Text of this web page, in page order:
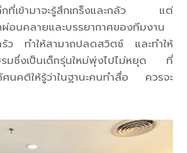
กที่เข้ามาจะรู้สึกเกร็งและกลัว แต่
ผ่อนคลายและบรรยากาศของทีมงาน
รัว ทำให้สามาถปลดสวิตช์ และทำให้
รมซึ่งเป็นเด็กรุ่นใหม่พุ่งไปไม่หยุด ที่
นคติให้รู้ว่าในฐานะคนทำสื่อ ควรจะ